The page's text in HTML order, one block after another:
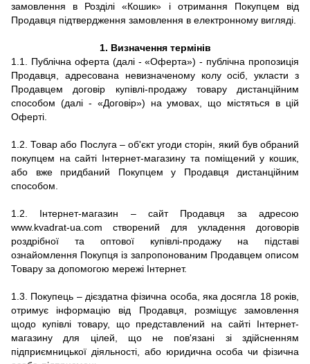
замовлення в Розділі «Кошик» і отримання Покупцем від
Продавця підтвердження замовлення в електронному вигляді.
1. Визначення термінів
1.1.
Публічна оферта (далі - «Оферта») - публічна пропозиція
Продавця, адресована невизначеному колу осіб, укласти з
Продавцем договір купівлі-продажу товару дистанційним
способом (далі - «Договір») на умовах, що містяться в цій
Оферті.
1.2. Товар або Послуга – об'єкт угоди сторін, який був обраний
покупцем на сайті Інтернет-магазину та поміщений у кошик,
або вже придбаний Покупцем у Продавця дистанційним
способом.
1.2. Інтернет-магазин – сайт Продавця за адресою
www.kvadrat-ua.com створений для укладення договорів
роздрібної та оптової купівлі-продажу на підставі
ознайомлення Покупця із запропонованим Продавцем описом
Товару за допомогою мережі Інтернет.
1.3. Покупець – дієздатна фізична особа, яка досягла 18 років,
отримує інформацію від Продавця, розміщує замовлення
щодо купівлі товару, що представлений на сайті Інтернет-
магазину для цілей, що не пов'язані зі здійсненням
підприємницької діяльності, або юридична особа чи фізична